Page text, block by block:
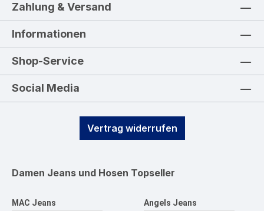
Zahlung & Versand
Informationen
Shop-Service
Social Media
Vertrag widerrufen
Damen Jeans und Hosen Topseller
MAC Jeans Angels Jeans